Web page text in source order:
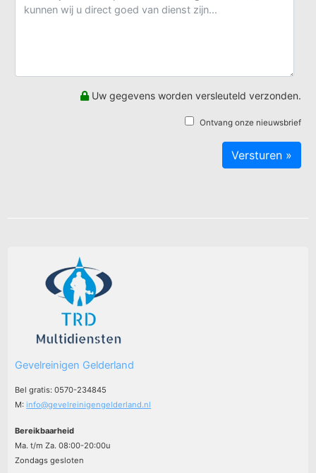
Uw gegevens worden versleuteld verzonden.
Ontvang onze nieuwsbrief
Gevelreinigen Gelderland
Bel gratis: 0570-234845
M:info@gevelreinigengelderland.nl
Bereikbaarheid
Ma. t/m Za. 08:00-20:00u
Zondags gesloten